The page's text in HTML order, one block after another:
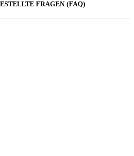
FRAGEN (FAQ)